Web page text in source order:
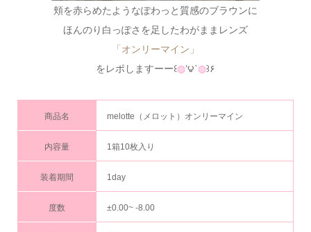
頬を赤らめたようなぽわっと質感のブラウンに
ほんのり白っぽさを足したわがままレンズ
「オンリーマイン」
をレポしますーー꒰◍‘౪`◍꒱۶
商品名 melotte（メロット）オンリーマイン
内容量 1箱10枚入り
装着期間 1day
度数 ±0.00~ -8.00